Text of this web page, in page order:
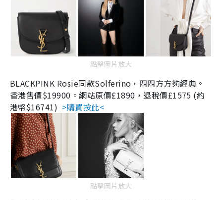
點擊圖片放大
BLACKPINK Rosie同款Solferino，四四方方夠經典。
香港售價$19900。網站原價£1890， 退稅價£1575 (約
港幣$16741) >購買按此<
點擊圖片放大